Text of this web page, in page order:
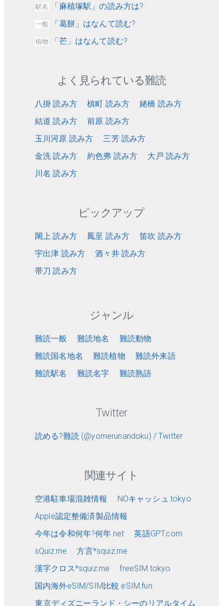
駅名 「麻植塚駅」の読み方は?
一般 「葛餅」はなんて読む?
植物 「芒」はなんて読む?
よく見られている難読
八掛 読み方 槙町 読み方
姥橋 読み方
結道 読み方
前原 読み方
玉川河原 読み方
三芳 読み方
金洗 読み方
約色弗 読み方
大戸 読み方
川名 読み方
ピックアップ
閖上 読み方 鳳至 読み方
笛吹 読み方
宇出津 読み方
酒々井 読み方
帯刀 読み方
ジャンル
難読一般 難読地名
難読動物
難読国名地名
難読植物
難読外来語
難読駅名
難読名字 難読熟語
Twitter
読める?難読 (@yomerunandoku) / Twitter
関連サイト
空港駐車場混雑情報
NOキャッシュ.tokyo
Apple認定整備済製品情報
今年は令和何年?何年.net
英語GPT.com
sQuiz.me
方言*squiz.me
漢字クロス*squiz.me
freeSIM.tokyo
国内海外eSIM/SIM比較 eSIM.fun
東京ディズニーランド・シーのリアルタイム